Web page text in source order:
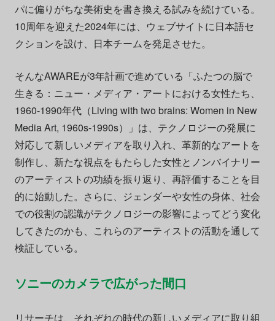
パに偏りがちな美術史を書き換える試みを続けている。
10周年を迎えた2024年には、ウェブサイトに日本語セ
クションを設け、日本チームを発足させた。
そんなAWAREが3年計画で進めている「ふたつの脳で
生きる：ニュー・メディア・アートにおける女性たち、
1960-1990年代（Living with two brains: Women in New
Media Art, 1960s-1990s）」は、テクノロジーの発展に
対応して新しいメディアを取り入れ、革新的なアートを
制作し、新たな視点をもたらした女性とノンバイナリー
のアーティストの功績を振り返り、再評価することを目
的に始動した。さらに、ジェンダーや女性の身体、社会
での役割の認識がテクノロジーの影響によってどう変化
してきたのかも、これらのアーティストの活動を通して
検証している。
ソニーのカメラで広がった間口
リサーチは、それぞれの時代の新しいメディアに取り組